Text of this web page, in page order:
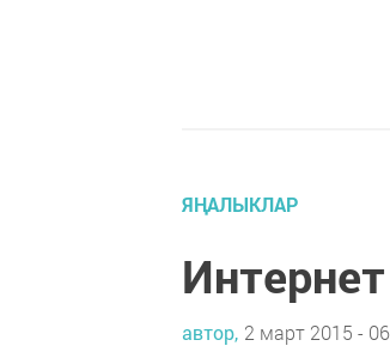
ЯҢАЛЫКЛАР
автор, 2 март 2015 -